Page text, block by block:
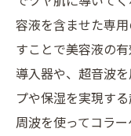
容液を含ませた専
すことで美容液の
導入器や、超音波
プや保湿を実現す
周波を使ってコラ